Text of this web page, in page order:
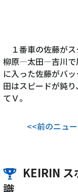
１番車の佐藤が
柳原―太田―吉川で
に入った佐藤がバ
田はスピードが鈍
てＶ。
<<前のニュ
KEIRIN
識